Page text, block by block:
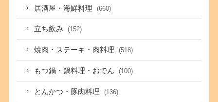
居酒屋・海鮮料理 (660)
立ち飲み (152)
焼肉・ステーキ・肉料理 (518)
もつ鍋・鍋料理・おでん (100)
とんかつ・豚肉料理 (136)